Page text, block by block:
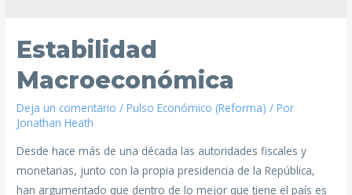
Estabilidad
Macroeconómica
Deja un comentario /Pulso Económico (Reforma) / Por
Jonathan Heath
Desde hace más de una década las autoridades fiscales y
monetarias, junto con la propia presidencia de la República,
han argumentado que dentro de lo mejor que tiene el país es